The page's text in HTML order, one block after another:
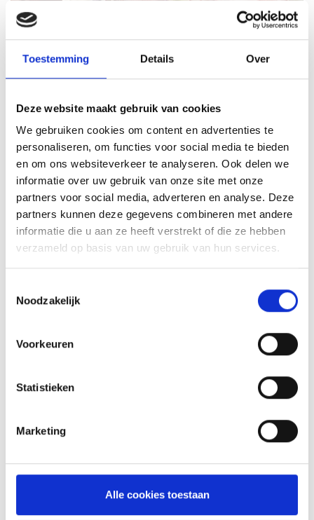
Toestemming Details Over
Deze website maakt gebruik van cookies
We gebruiken cookies om content en advertenties te
personaliseren, om functies voor social media te bieden
en om ons websiteverkeer te analyseren. Ook delen we
informatie over uw gebruik van onze site met onze
partners voor social media, adverteren en analyse. Deze
partners kunnen deze gegevens combineren met andere
informatie die u aan ze heeft verstrekt of die ze hebben
verzameld op basis van uw gebruik van hun services.
Noodzakelijk
Voorkeuren
Statistieken
Marketing
Alle cookies toestaan
VITELLO TONNATO VAN DE
SEARWOOD
RECEPT
ASSORTIMENT